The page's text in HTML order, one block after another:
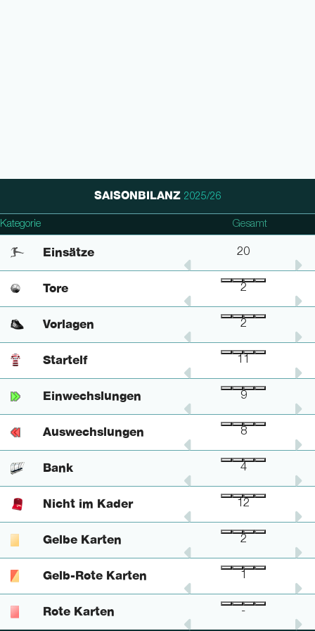
SAISONBILANZ 2025/26
Kategorie
2. Bundesliga Gesamt
Einsätze
13 20
Tore
2 2
Vorlagen
2 2
Startelf
11 11
Einwechslungen
2 9
Auswechslungen
8 8
Bank
- 4
Nicht im Kader
1 12
Gelbe Karten
2 2
Gelb-Rote Karten
- 1
Rote Karten
- -